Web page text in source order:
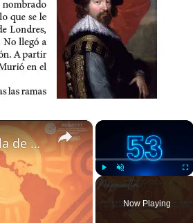
×
Play Unmute
Now Playing
×
Influencia del Sermón de Montesinos en la Escuela de Salamanca